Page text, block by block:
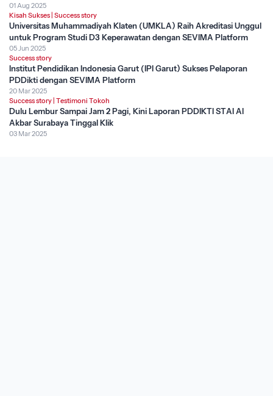
01 Aug 2025
Kisah Sukses | Success story
Universitas Muhammadiyah Klaten (UMKLA) Raih Akreditasi Unggul
untuk Program Studi D3 Keperawatan dengan SEVIMA Platform
05 Jun 2025
Success story
Institut Pendidikan Indonesia Garut (IPI Garut) Sukses Pelaporan
PDDikti dengan SEVIMA Platform
20 Mar 2025
Success story | Testimoni Tokoh
Dulu Lembur Sampai Jam 2 Pagi, Kini Laporan PDDIKTI STAI Al
Akbar Surabaya Tinggal Klik
03 Mar 2025